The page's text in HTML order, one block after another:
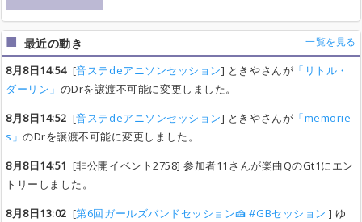
最近の動き 一覧を見る
8月8日14:54[音ステdeアニソンセッション] ときやさんが 「リトル・
ダーリン」 のDrを譲渡不可能に変更しました。
8月8日14:52 [音ステdeアニソンセッション] ときやさんが 「memorie
s」のDrを譲渡不可能に変更しました。
8月8日14:51 [非公開イベント2758] 参加者11さんが楽曲QのGt1にエン
トリーしました。
8月8日13:02 [第6回ガールズバンドセッション🍰 #GBセッション] ゆ